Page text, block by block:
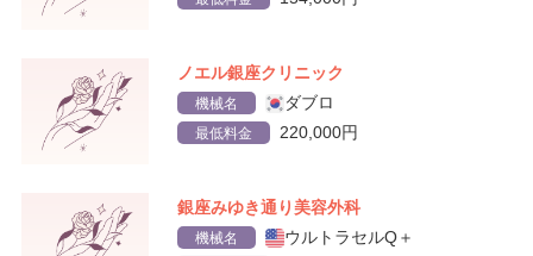
ノエル銀座クリニック
機械名 ダブロ
最低料金 220,000円
銀座みゆき通り美容外科
機械名 ウルトラセルQ＋